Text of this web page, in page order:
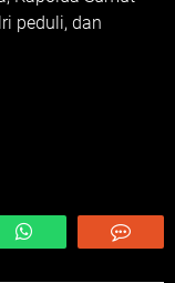
peduli, dan